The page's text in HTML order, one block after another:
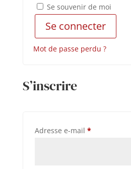
Se souvenir de moi
Se connecter
Mot de passe perdu ?
S’inscrire
Adresse e-mail *Obligatoire